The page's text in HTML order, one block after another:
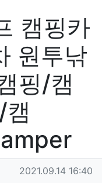
캠핑카
원투낚
핑/캠
작성일
2021.09.14 16:40